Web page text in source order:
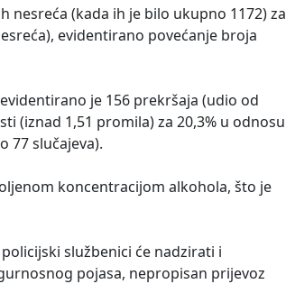
nesreća (kada ih je bilo ukupno 1172) za
evidentirano povećanje broja
je 156 prekršaja (udio od
(iznad 1,51 promila) za 20,3% u odnosu
77 slučajeva).
koncentracijom alkohola, što je
službenici će nadzirati i
pojasa, nepropisan prijevoz